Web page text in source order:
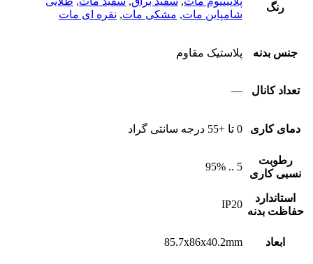
رنگ
شامپاین مات, مشکی مات, نقره ای مات
جنس بدنه پلاستیک مقاوم
تعداد کانال —
دمای کاری 0 تا +55 درجه سانتی گراد
رطوبت
نسبی کاری
5 .. 95%
استاندارد
حفاظت بدنه
IP20
ابعاد 85.7x86x40.2mm